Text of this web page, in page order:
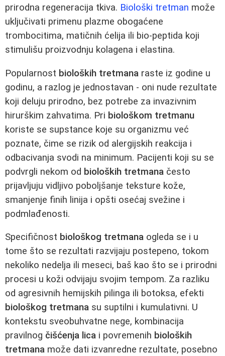
prirodna regeneracija tkiva. Biološki tretman može
uključivati primenu plazme obogaćene
trombocitima, matičnih ćelija ili bio-peptida koji
stimulišu proizvodnju kolagena i elastina.
Popularnost bioloških tretmana raste iz godine u
godinu, a razlog je jednostavan - oni nude rezultate
koji deluju prirodno, bez potrebe za invazivnim
hirurškim zahvatima. Pri biološkom tretmanu
koriste se supstance koje su organizmu već
poznate, čime se rizik od alergijskih reakcija i
odbacivanja svodi na minimum. Pacijenti koji su se
podvrgli nekom od bioloških tretmana često
prijavljuju vidljivo poboljšanje teksture kože,
smanjenje finih linija i opšti osećaj svežine i
podmlađenosti.
Specifičnost biološkog tretmana ogleda se i u
tome što se rezultati razvijaju postepeno, tokom
nekoliko nedelja ili meseci, baš kao što se i prirodni
procesi u koži odvijaju svojim tempom. Za razliku
od agresivnih hemijskih pilinga ili botoksa, efekti
biološkog tretmana su suptilni i kumulativni. U
kontekstu sveobuhvatne nege, kombinacija
pravilnog čišćenja lica i povremenih bioloških
tretmana može dati izvanredne rezultate, posebno